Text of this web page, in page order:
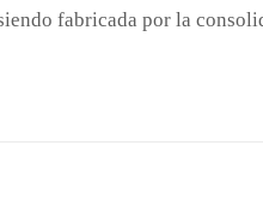
fabricada por la